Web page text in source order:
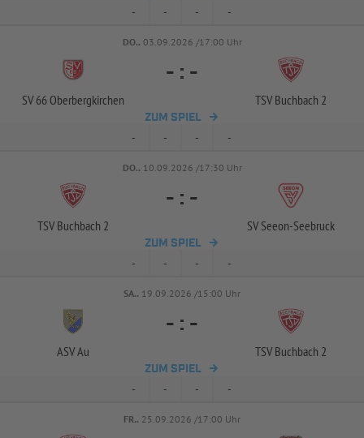
- - - -
DO.. 03.09.2026 /17:00 Uhr
SV 66 Oberbergkirchen
- : -
TSV Buchbach 2
ZUM SPIEL
- - - -
DO.. 10.09.2026 /17:30 Uhr
TSV Buchbach 2
- : -
SV Seeon-Seebruck
ZUM SPIEL
- - - -
SA.. 19.09.2026 /15:00 Uhr
ASV Au
- : -
TSV Buchbach 2
ZUM SPIEL
- - - -
FR.. 25.09.2026 /17:00 Uhr